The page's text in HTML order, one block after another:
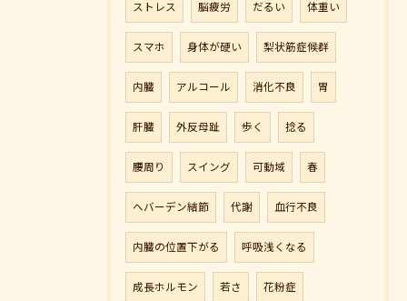
ストレス 脳疲労 だるい 体重い
スマホ 身体が硬い 梨状筋症候群
内臓 アルコール 消化不良 胃
肝臓 外反母趾 歩く 捻る
腰周り スイング 可動域 春
へバーデン結節 代謝 血行不良
内臓の位置下がる 呼吸浅くなる
成長ホルモン 若さ 花粉症